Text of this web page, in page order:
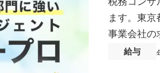
ます。東
事業会社の
給与